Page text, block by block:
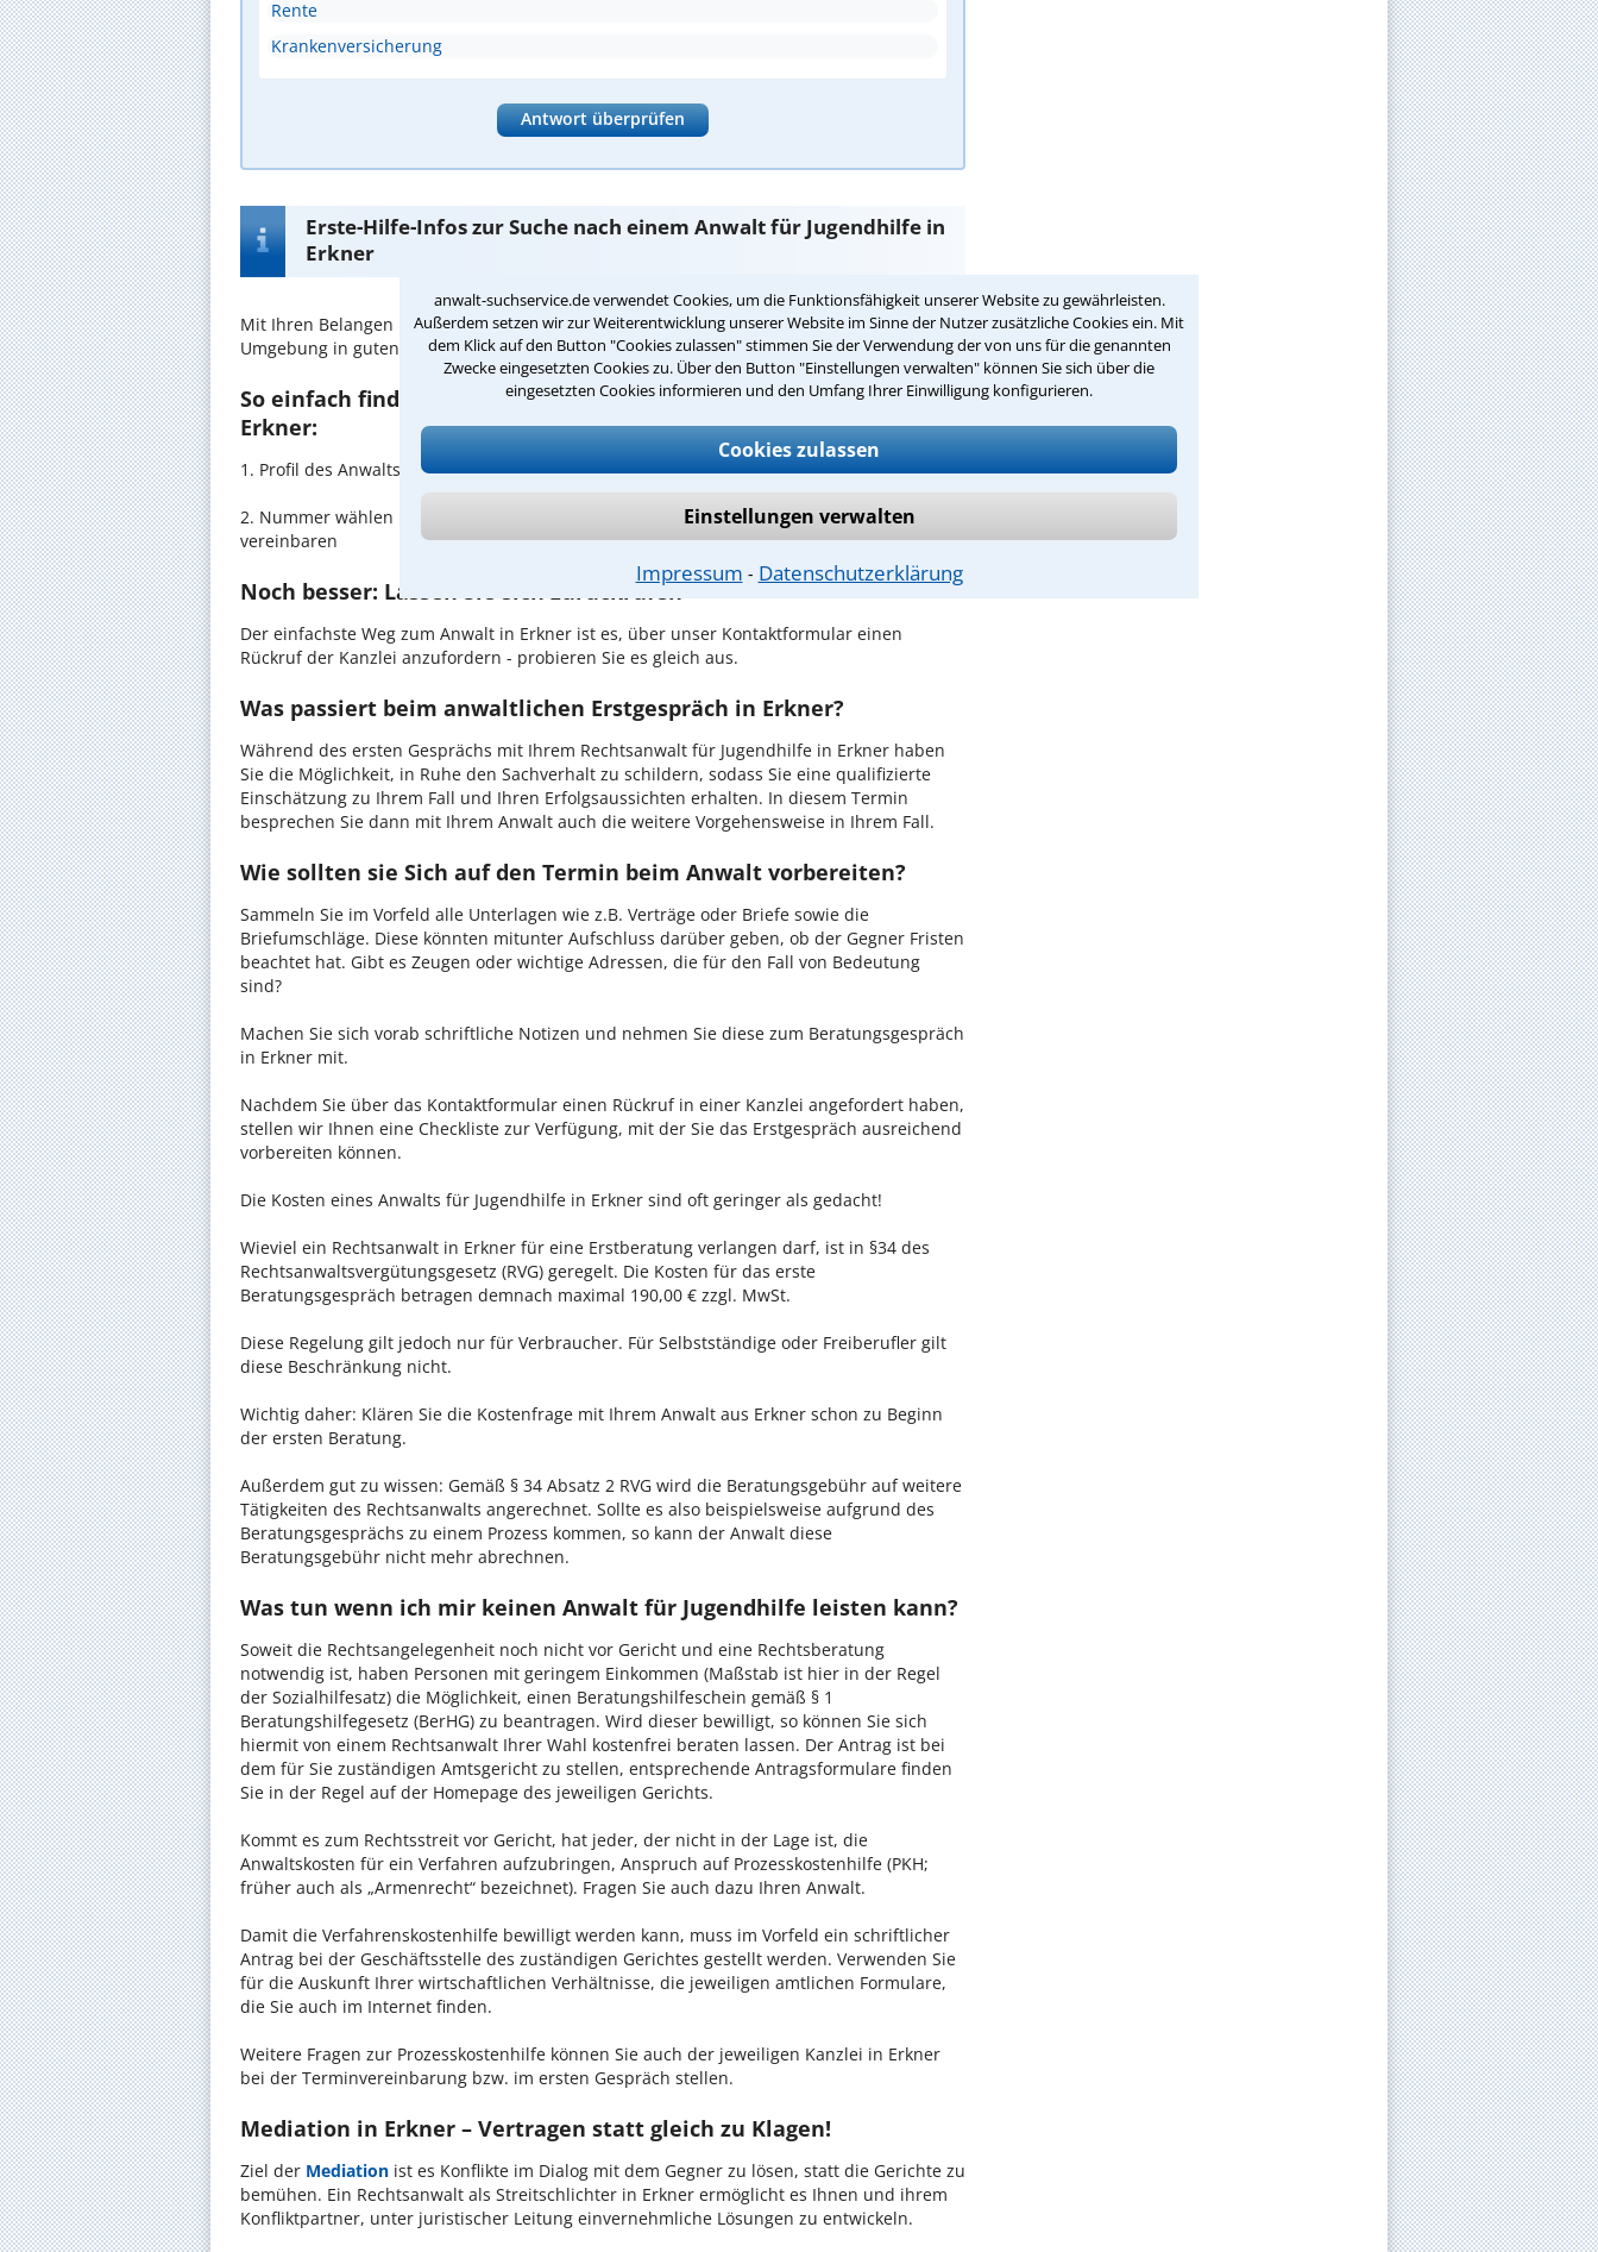
anwalt-suchservice.de verwendet Cookies, um die Funktionsfähigkeit unserer Website zu gewährleisten.
Außerdem setzen wir zur Weiterentwicklung unserer Website im Sinne der Nutzer zusätzliche Cookies ein. Mit
dem Klick auf den Button "Cookies zulassen" stimmen Sie der Verwendung der von uns für die genannten
Zwecke eingesetzten Cookies zu. Über den Button "Einstellungen verwalten" können Sie sich über die
eingesetzten Cookies informieren und den Umfang Ihrer Einwilligung konfigurieren.
Cookies zulassen
Einstellungen verwalten
Impressum ⁃ Datenschutzerklärung
Rente
Krankenversicherung
Antwort überprüfen
Erste-Hilfe-Infos zur Suche nach einem Anwalt für Jugendhilfe in
Erkner
Mit Ihren Belangen imJugendhilfesind Sie bei unseren Anwälten aus Erkner und
Umgebung in guten Händen.
So einfach finden Sie den passenden Anwalt für Jugendhilfe in
Erkner:
1. Profil des Anwalts für Jugendhilfe in Ihrer Umgebung auswählen
2. Nummer wählen und direkt mit der Kanzlei in Erkner einen Beratungstermin
vereinbaren
Noch besser: Lassen Sie sich zurückrufen
Der einfachste Weg zum Anwalt in Erkner ist es, über unser Kontaktformular einen
Rückruf der Kanzlei anzufordern - probieren Sie es gleich aus.
Was passiert beim anwaltlichen Erstgespräch in Erkner?
Während des ersten Gesprächs mit Ihrem Rechtsanwalt für Jugendhilfe in Erkner haben
Sie die Möglichkeit, in Ruhe den Sachverhalt zu schildern, sodass Sie eine qualifizierte
Einschätzung zu Ihrem Fall und Ihren Erfolgsaussichten erhalten. In diesem Termin
besprechen Sie dann mit Ihrem Anwalt auch die weitere Vorgehensweise in Ihrem Fall.
Wie sollten sie Sich auf den Termin beim Anwalt vorbereiten?
Sammeln Sie im Vorfeld alle Unterlagen wie z.B. Verträge oder Briefe sowie die
Briefumschläge. Diese könnten mitunter Aufschluss darüber geben, ob der Gegner Fristen
beachtet hat. Gibt es Zeugen oder wichtige Adressen, die für den Fall von Bedeutung
sind?
Machen Sie sich vorab schriftliche Notizen und nehmen Sie diese zum Beratungsgespräch
in Erkner mit.
Nachdem Sie über das Kontaktformular einen Rückruf in einer Kanzlei angefordert haben,
stellen wir Ihnen eine Checkliste zur Verfügung, mit der Sie das Erstgespräch ausreichend
vorbereiten können.
Die Kosten eines Anwalts für Jugendhilfe in Erkner sind oft geringer als gedacht!
Wieviel ein Rechtsanwalt in Erkner für eine Erstberatung verlangen darf, ist in §34 des
Rechtsanwaltsvergütungsgesetz (RVG) geregelt. Die Kosten für das erste
Beratungsgespräch betragen demnach maximal 190,00 € zzgl. MwSt.
Diese Regelung gilt jedoch nur für Verbraucher. Für Selbstständige oder Freiberufler gilt
diese Beschränkung nicht.
Wichtig daher: Klären Sie die Kostenfrage mit Ihrem Anwalt aus Erkner schon zu Beginn
der ersten Beratung.
Außerdem gut zu wissen: Gemäß § 34 Absatz 2 RVG wird die Beratungsgebühr auf weitere
Tätigkeiten des Rechtsanwalts angerechnet. Sollte es also beispielsweise aufgrund des
Beratungsgesprächs zu einem Prozess kommen, so kann der Anwalt diese
Beratungsgebühr nicht mehr abrechnen.
Was tun wenn ich mir keinen Anwalt für Jugendhilfe leisten kann?
Soweit die Rechtsangelegenheit noch nicht vor Gericht und eine Rechtsberatung
notwendig ist, haben Personen mit geringem Einkommen (Maßstab ist hier in der Regel
der Sozialhilfesatz) die Möglichkeit, einen Beratungshilfeschein gemäß § 1
Beratungshilfegesetz (BerHG) zu beantragen. Wird dieser bewilligt, so können Sie sich
hiermit von einem Rechtsanwalt Ihrer Wahl kostenfrei beraten lassen. Der Antrag ist bei
dem für Sie zuständigen Amtsgericht zu stellen, entsprechende Antragsformulare finden
Sie in der Regel auf der Homepage des jeweiligen Gerichts.
Kommt es zum Rechtsstreit vor Gericht, hat jeder, der nicht in der Lage ist, die
Anwaltskosten für ein Verfahren aufzubringen, Anspruch auf Prozesskostenhilfe (PKH;
früher auch als „Armenrecht“ bezeichnet). Fragen Sie auch dazu Ihren Anwalt.
Damit die Verfahrenskostenhilfe bewilligt werden kann, muss im Vorfeld ein schriftlicher
Antrag bei der Geschäftsstelle des zuständigen Gerichtes gestellt werden. Verwenden Sie
für die Auskunft Ihrer wirtschaftlichen Verhältnisse, die jeweiligen amtlichen Formulare,
die Sie auch im Internet finden.
Weitere Fragen zur Prozesskostenhilfe können Sie auch der jeweiligen Kanzlei in Erkner
bei der Terminvereinbarung bzw. im ersten Gespräch stellen.
Mediation in Erkner – Vertragen statt gleich zu Klagen!
Ziel der Mediation ist es Konflikte im Dialog mit dem Gegner zu lösen, statt die Gerichte zu
bemühen. Ein Rechtsanwalt als Streitschlichter in Erkner ermöglicht es Ihnen und ihrem
Konfliktpartner, unter juristischer Leitung einvernehmliche Lösungen zu entwickeln.